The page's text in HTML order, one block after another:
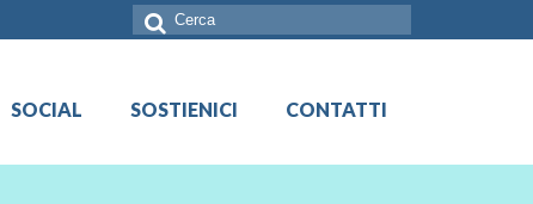
Cerca:
SOCIAL SOSTIENICI CONTATTI